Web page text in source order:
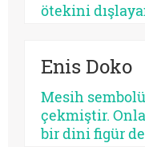
ötekini
kurtarıcı
bazısı
üretir, bazısı
Enis Doko
Mesih
çekmiştir.
bir dini figür